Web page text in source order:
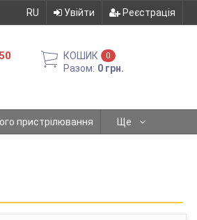
RU Увійти Реєстрація
КОШИК 0
Разом: 0 грн.
пристрілювання Ще